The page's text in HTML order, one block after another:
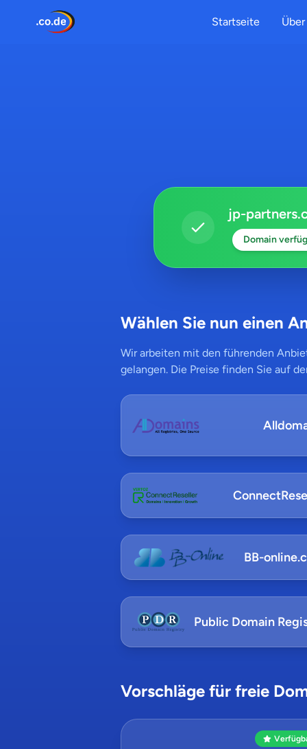
Startseite
jp-
Domain
Wählen Sie nun einen
Wir arbeiten mit den führenden
gelangen. Die Preise finden Sie auf
BB-
Public Domain
Vorschläge für freie